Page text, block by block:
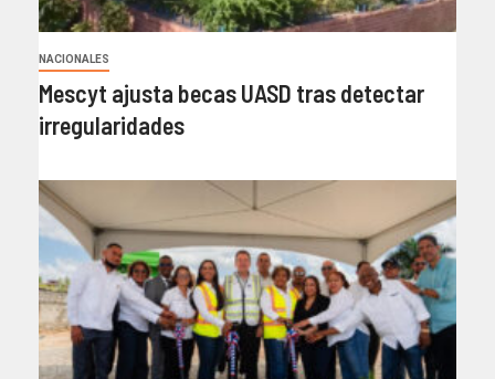
NACIONALES
Mescyt ajusta becas UASD tras detectar
irregularidades